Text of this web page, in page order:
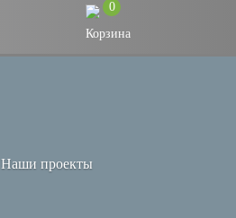
0
Наши проекты